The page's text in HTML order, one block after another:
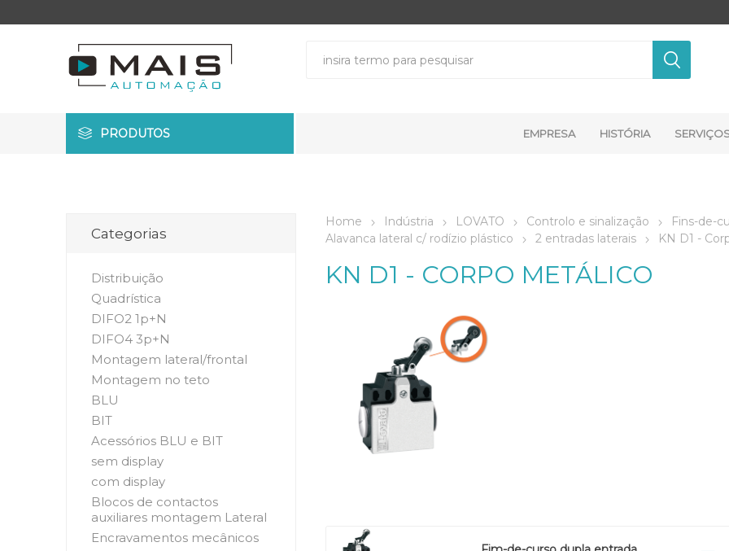
PRODUTOS EMPRESA HISTÓRIA
Home Indústria LOVATO Controlo e sinalização
Fins-de-
Alavanca lateral c/ rodízio plástico
2 entradas laterais KN D1 -
KN D1 - CORPO METÁLICO
Categorias
Distribuição
Quadrística
DIFO2 1p+N
DIFO4 3p+N
Montagem lateral/frontal
Montagem no teto
BLU
BIT
Acessórios BLU e BIT
sem display
com display
Blocos de contactos
auxiliares montagem Lateral
Encravamentos mecânicos